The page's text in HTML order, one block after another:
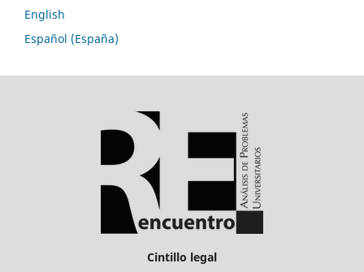
English
Español (España)
Cintillo legal